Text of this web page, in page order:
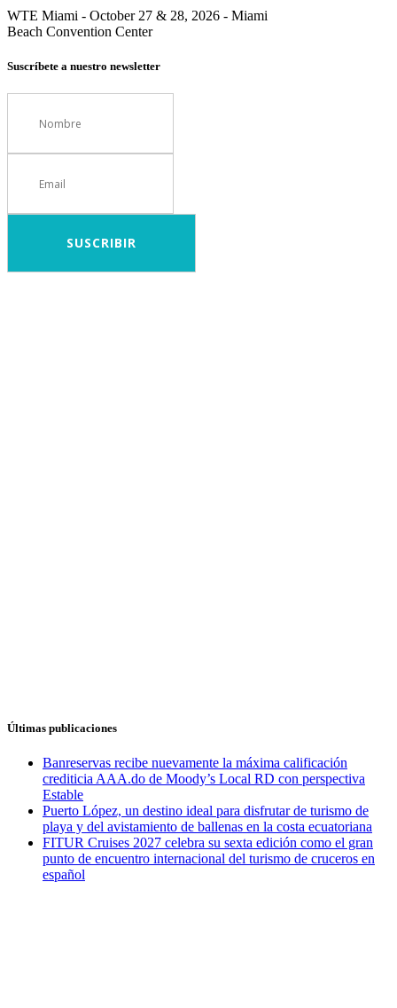
WTE Miami - October 27 & 28, 2026 - Miami
Beach Convention Center
Suscríbete a nuestro newsletter
Últimas publicaciones
Banreservas recibe nuevamente la máxima calificación
crediticia AAA.do de Moody’s Local RD con perspectiva
Estable
Puerto López, un destino ideal para disfrutar de turismo de
playa y del avistamiento de ballenas en la costa ecuatoriana
FITUR Cruises 2027 celebra su sexta edición como el gran
punto de encuentro internacional del turismo de cruceros en
español